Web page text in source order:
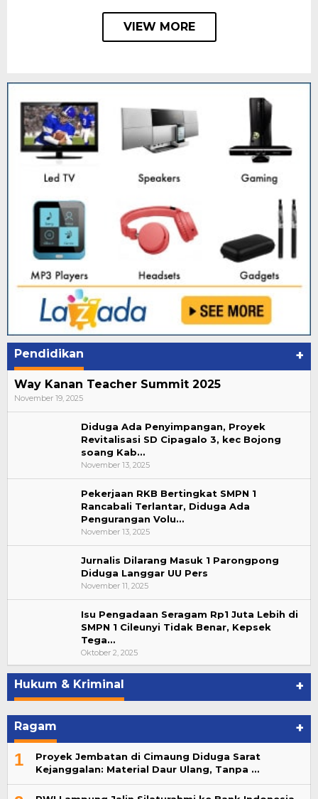
VIEW MORE
Pendidikan +
Way Kanan Teacher Summit 2025
November 19, 2025
Diduga Ada Penyimpangan, Proyek
Revitalisasi SD Cipagalo 3, kec Bojong
soang Kab…
November 13, 2025
Pekerjaan RKB Bertingkat SMPN 1
Rancabali Terlantar, Diduga Ada
Pengurangan Volu…
November 13, 2025
Jurnalis Dilarang Masuk 1 Parongpong
Diduga Langgar UU Pers
November 11, 2025
Isu Pengadaan Seragam Rp1 Juta Lebih di
SMPN 1 Cileunyi Tidak Benar, Kepsek
Tega…
Oktober 2, 2025
Hukum & Kriminal +
Ragam +
1
Proyek Jembatan di Cimaung Diduga Sarat
Kejanggalan: Material Daur Ulang, Tanpa …